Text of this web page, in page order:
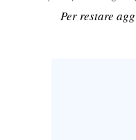
Per restare